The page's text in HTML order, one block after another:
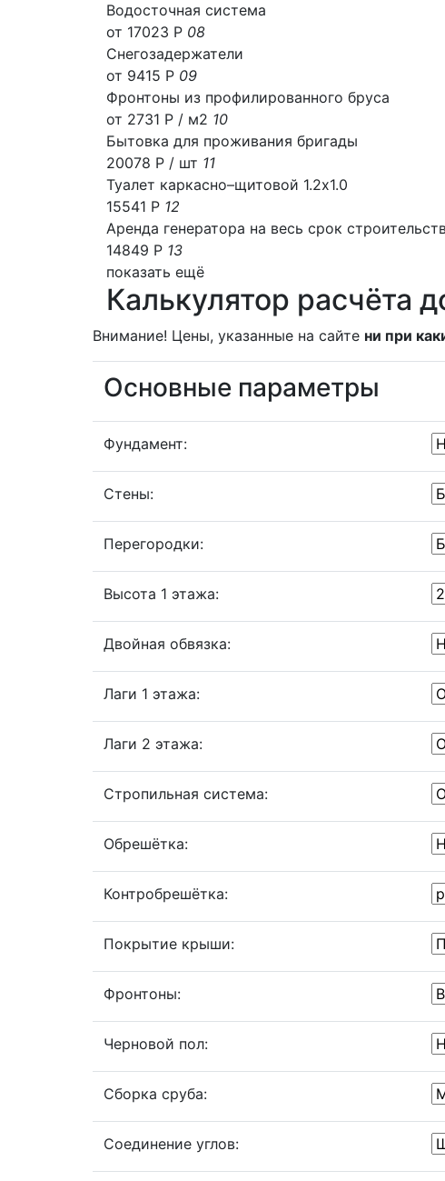
Водосточная система
от 17023 Р 08
Снегозадержатели
от 9415 Р 09
Фронтоны из профилированного бруса
от 2731 Р / м2 10
Бытовка для проживания бригады
20078 Р / шт 11
Туалет каркасно–щитовой 1.2х1.0
15541 Р 12
Аренда генератора на весь срок
14849 Р 13
показать ещё
Калькулятор расчёта
Внимание! Цены, указанные на сайте ни при
Основные параметры
Фундамент:
Стены:
Перегородки:
Высота 1 этажа:
Двойная обвязка:
Лаги 1 этажа:
Лаги 2 этажа:
Стропильная система:
Обрешётка:
Контробрешётка:
Покрытие крыши:
Фронтоны:
Черновой пол:
Сборка сруба:
Соединение углов: